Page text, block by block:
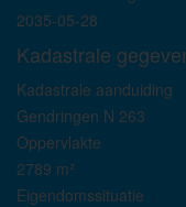
2035-05-28
Kadastrale
Kadastrale aanduiding
Gendringen N 263
Oppervlakte
2789 m²
Eigendomssituatie